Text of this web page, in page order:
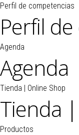
Perfil de competencias
Perfil
Agenda
Agenda
Tienda | Online Shop
Tienda
Productos